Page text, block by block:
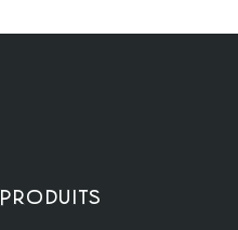
Produits